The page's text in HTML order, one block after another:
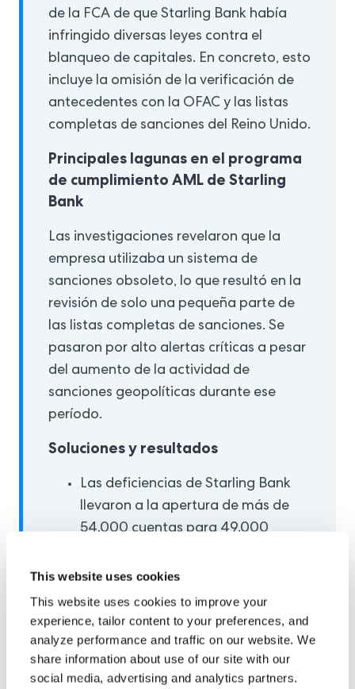
This website uses cookies
This website uses cookies to improve your
experience, tailor content to your preferences, and
analyze performance and traffic on our website. We
share information about use of our site with our
social media, advertising and analytics partners.
de la FCA de que Starling Bank había
infringido diversas leyes contra el
blanqueo de capitales. En concreto, esto
incluye la omisión de la verificación de
antecedentes con la OFAC y las listas
completas de sanciones del Reino Unido.
Principales lagunas en el programa
de cumplimiento AML de Starling
Bank
Las investigaciones revelaron que la
empresa utilizaba un sistema de
sanciones obsoleto, lo que resultó en la
revisión de solo una pequeña parte de
las listas completas de sanciones. Se
pasaron por alto alertas críticas a pesar
del aumento de la actividad de
sanciones geopolíticas durante ese
período.
Soluciones y resultados
Las deficiencias de Starling Bank
llevaron a la apertura de más de
54.000 cuentas para 49.000
daños a la reputación y erosionó la
confianza de los clientes.
La FCA citó la importancia de una
gobernanza sólida y señaló que la
supervisión de la alta dirección y la